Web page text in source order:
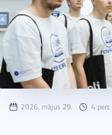
2026. május 29. 4 perc